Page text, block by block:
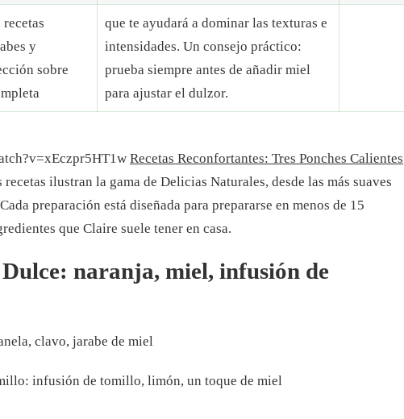
y
sobre
que te ayudará a dominar las texturas e
intensidades. Un consejo práctico:
prueba siempre antes de añadir miel
para ajustar el dulzor.
Recetas Reconfortantes: Tres Ponches Calientes
recetas ilustran la gama de Delicias Naturales, desde las más suaves
preparación está diseñada para prepararse en menos de 15
que Claire suele tener en casa.
naranja, miel, infusión de
clavo, jarabe de miel
infusión de tomillo, limón, un toque de miel